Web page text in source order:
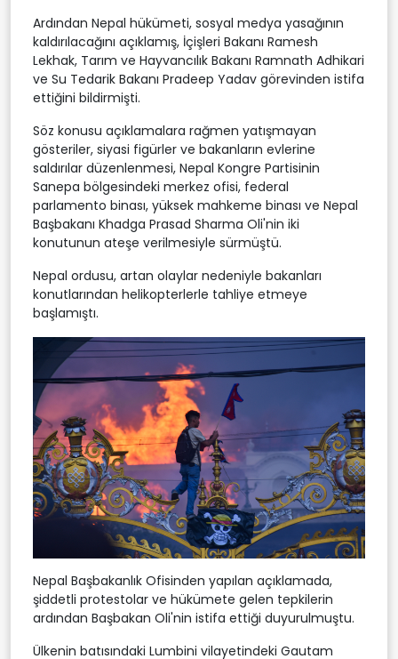
Ardından Nepal hükümeti, sosyal medya yasağının
kaldırılacağını açıklamış, İçişleri Bakanı Ramesh
Lekhak, Tarım ve Hayvancılık Bakanı Ramnath Adhikari
ve Su Tedarik Bakanı Pradeep Yadav görevinden istifa
ettiğini bildirmişti.
Söz konusu açıklamalara rağmen yatışmayan
gösteriler, siyasi figürler ve bakanların evlerine
saldırılar düzenlenmesi, Nepal Kongre Partisinin
Sanepa bölgesindeki merkez ofisi, federal
parlamento binası, yüksek mahkeme binası ve Nepal
Başbakanı Khadga Prasad Sharma Oli'nin iki
konutunun ateşe verilmesiyle sürmüştü.
Nepal ordusu, artan olaylar nedeniyle bakanları
konutlarından helikopterlerle tahliye etmeye
başlamıştı.
Nepal Başbakanlık Ofisinden yapılan açıklamada,
şiddetli protestolar ve hükümete gelen tepkilerin
ardından Başbakan Oli'nin istifa ettiği duyurulmuştu.
Ülkenin batısındaki Lumbini vilayetindeki Gautam